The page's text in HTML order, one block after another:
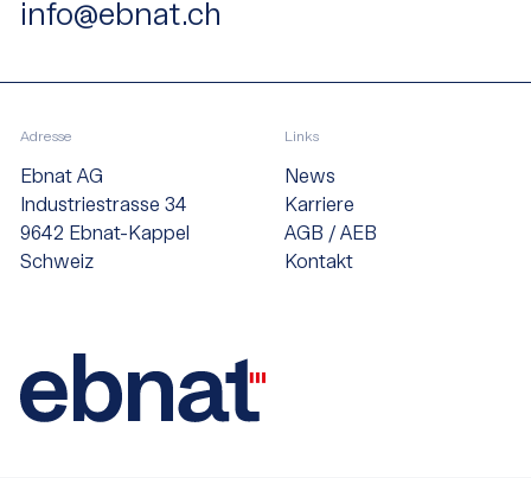
info@ebnat.ch
Adresse
Ebnat AG
Industriestrasse 34
9642 Ebnat-Kappel
Schweiz
Links
News
Karriere
AGB / AEB
Kontakt